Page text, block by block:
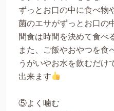
ずっとお口の中に食べ物
菌のエサがずっとお口の
間食は時間を決めて食べ
また、ご飯やおやつを食
うがいやお水を飲むだけ
出来ます
⑤よく噛む